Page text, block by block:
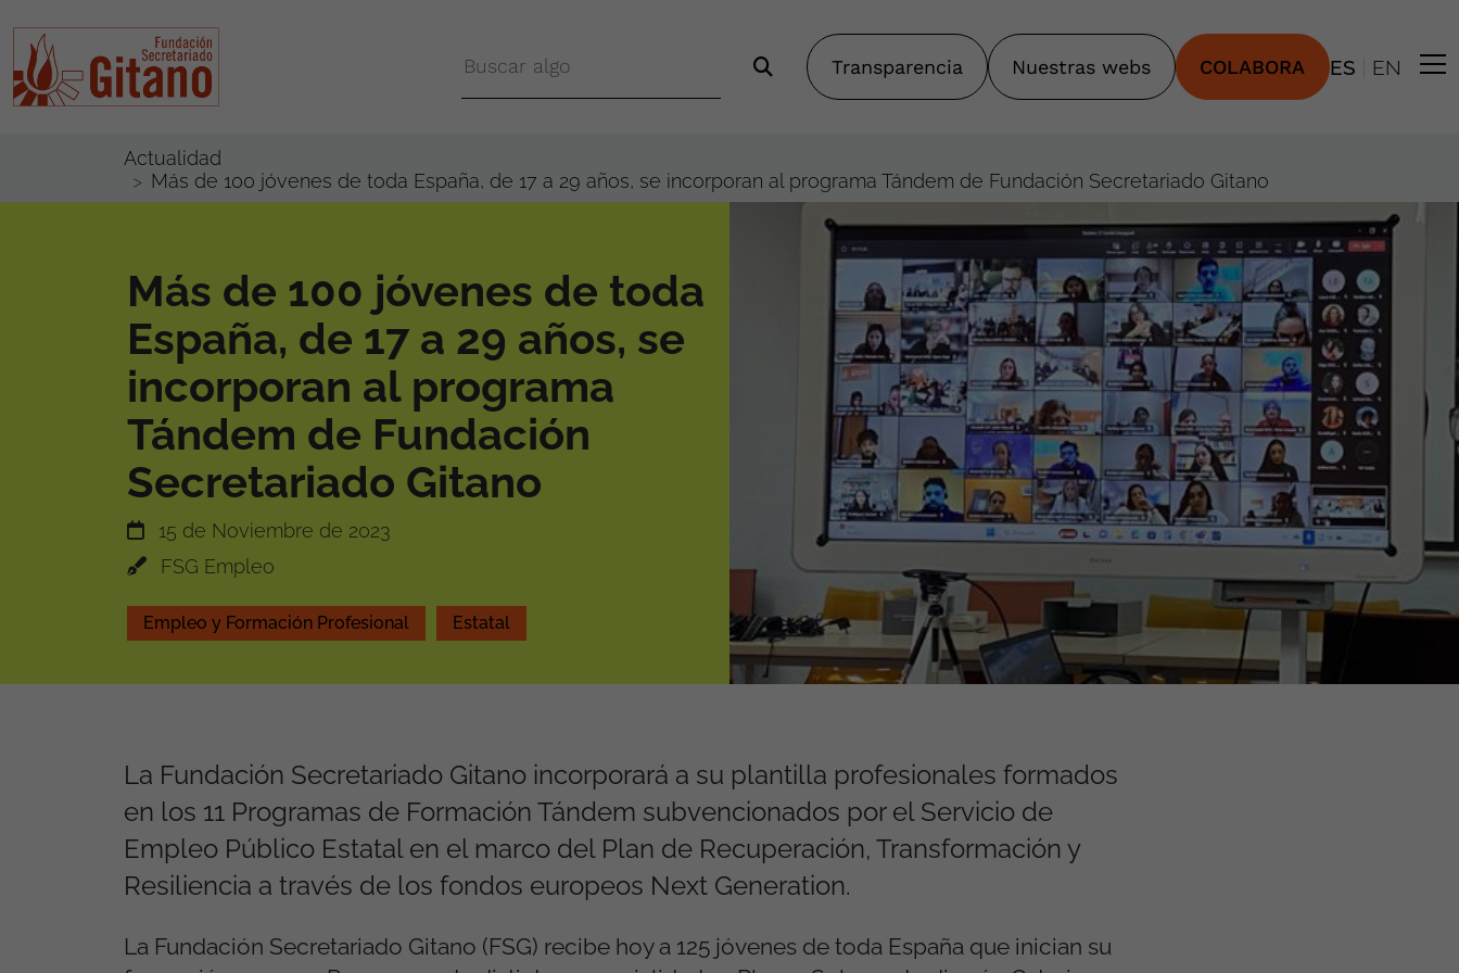
Transparencia Nuestras webs COLABORA ES EN
Actualidad
Más de 100 jóvenes de toda España, de 17 a 29 años, se incorporan al programa Tándem de Fundación Secretariado Gitano
Más de 100 jóvenes de toda
España, de 17 a 29 años, se
incorporan al programa
Tándem de Fundación
Secretariado Gitano
15 de Noviembre de 2023
FSG Empleo
Empleo y Formación Profesional Estatal
La Fundación Secretariado Gitano incorporará a su plantilla profesionales formados
en los 11 Programas de Formación Tándem subvencionados por el Servicio de
Empleo Público Estatal en el marco del Plan de Recuperación, Transformación y
Resiliencia a través de los fondos europeos Next Generation.
La Fundación Secretariado Gitano (FSG) recibe hoy a 125 jóvenes de toda España que inician su